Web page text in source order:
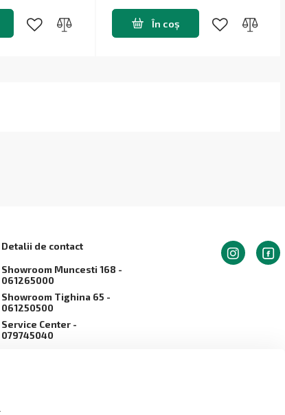
În coș
Detalii de contact
Showroom Muncesti 168 -
061265000
Showroom Tighina 65 -
061250500
Service Сenter -
079745040